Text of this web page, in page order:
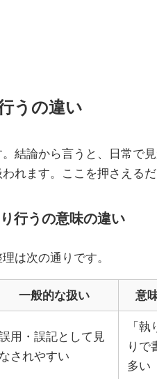
うの違い
結論から言うと、日常で
れます。ここを押さえる
行うの意味の違い
は次の通りです。
一般的な扱い 意
用・誤記として見
なされやすい
「
りで
多い